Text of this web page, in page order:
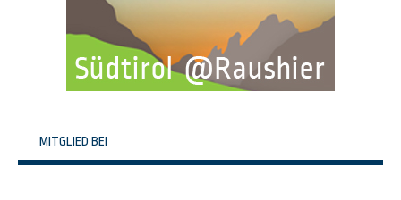
MITGLIED BEI